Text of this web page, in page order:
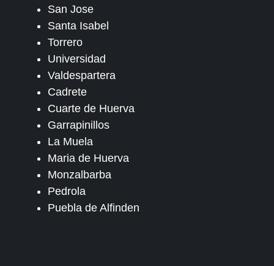
San Jose
Santa Isabel
Torrero
Universidad
Valdespartera
Cadrete
Cuarte de Huerva
Garrapinillos
La Muela
Maria de Huerva
Monzalbarba
Pedrola
Puebla de Alfinden